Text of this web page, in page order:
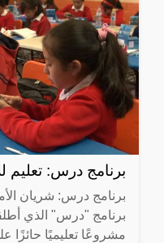
برنامج درس: تعليم
برنامج درس: شريان
مشروعًا تعليميًا حائزًا